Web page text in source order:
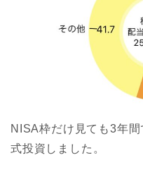
NISA枠だけ見ても3年
式投資しました。